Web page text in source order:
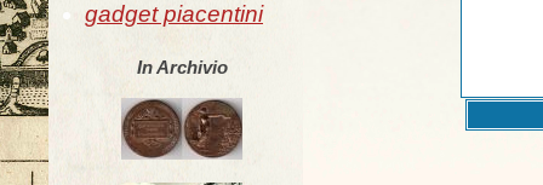
gadget piacentini
In Archivio